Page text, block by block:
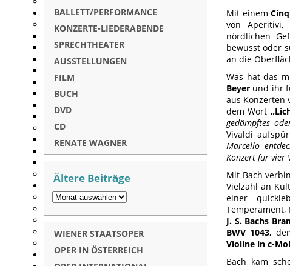
Mit einem
von Aperitivi,
nördlichen
bewusst oder
an die
Was hat das
Beyer und ihr
aus Konzerten
dem Wort
gedämpftes
Vivaldi
Marcello
Konzert für vier
Mit Bach
Vielzahl an
einer
J. S. Bachs
BWV 1043,
Violine in c-
Bach kam
BALLETT/PERFORMANCE
KONZERTE-LIEDERABENDE
SPRECHTHEATER
AUSSTELLUNGEN
FILM
BUCH
DVD
CD
RENATE WAGNER
Ältere Beiträge
WIENER STAATSOPER
OPER IN ÖSTERREICH